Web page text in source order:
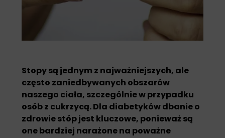
Stopy są jednym z najważniejszych, ale
często zaniedbywanych obszarów
naszego ciała, szczególnie w przypadku
osób z cukrzycą. Dla diabetyków dbanie o
zdrowie stóp jest kluczowe, ponieważ są
one bardziej narażone na poważne